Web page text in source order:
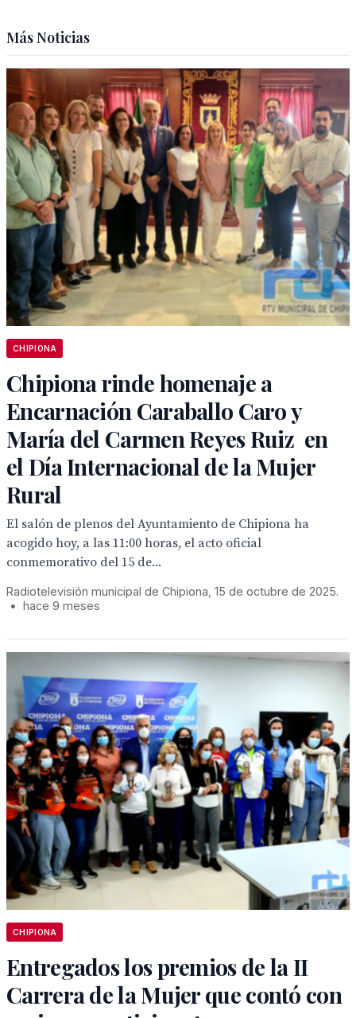
Más Noticias
CHIPIONA
Chipiona rinde homenaje a
Encarnación Caraballo Caro y
María del Carmen Reyes Ruiz en
el Día Internacional de la Mujer
Rural
El salón de plenos del Ayuntamiento de Chipiona ha
acogido hoy, a las 11:00 horas, el acto oficial
conmemorativo del 15 de...
Radiotelevisión municipal de Chipiona, 15 de octubre de 2025.
• hace 9 meses
CHIPIONA
Entregados los premios de la II
Carrera de la Mujer que contó con